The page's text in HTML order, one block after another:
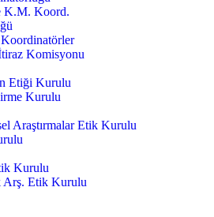
K.M. Koord.
Komisyonu
Etiği Kurulu
Kurulu
Araştırmalar Etik Kurulu
Kurulu
Arş. Etik Kurulu